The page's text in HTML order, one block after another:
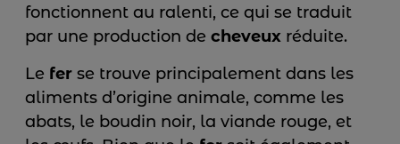
fonctionnent au ralenti, ce qui se traduit
par une production de cheveux réduite.
Le fer se trouve principalement dans les
aliments d’origine animale, comme les
abats, le boudin noir, la viande rouge, et